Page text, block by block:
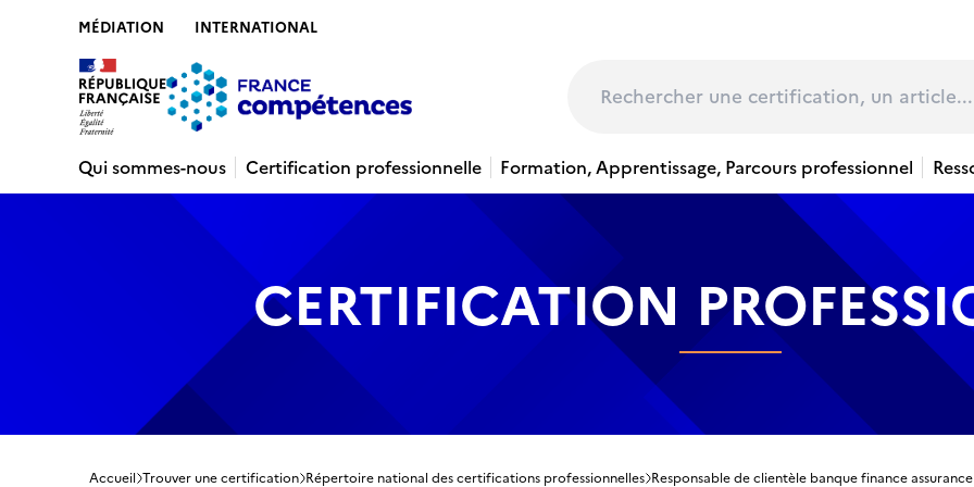
MÉDIATION INTERNATIONAL
Qui sommes-nous Certification professionnelle Formation, Apprentissage, Parcours professionnel
CERTIFICATION
Accueil Trouver une certification Répertoire national des certifications professionnelles Responsable de clientèle banque finance assurance